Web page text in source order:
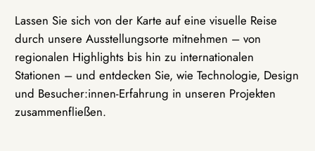
Lassen Sie sich von der Karte auf eine visuelle Reise
durch unsere Ausstellungsorte mitnehmen – von
regionalen Highlights bis hin zu internationalen
Stationen – und entdecken Sie, wie Technologie, Design
und Besucher:innen-Erfahrung in unseren Projekten
zusammenfließen.